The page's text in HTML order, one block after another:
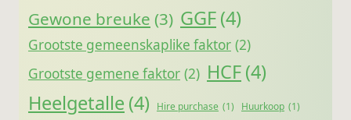
Gewone breuke (3) GGF(4)
Grootste gemeenskaplike faktor (2)
Grootste gemene faktor (2) HCF(4)
Heelgetalle (4) Hire purchase (1) Huurkoop (1)